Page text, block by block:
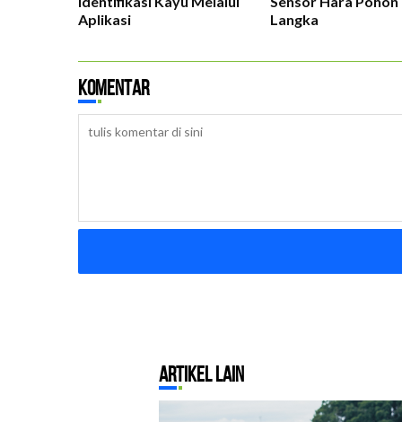
Aplikasi
Langka
Komentar
Artikel Lain